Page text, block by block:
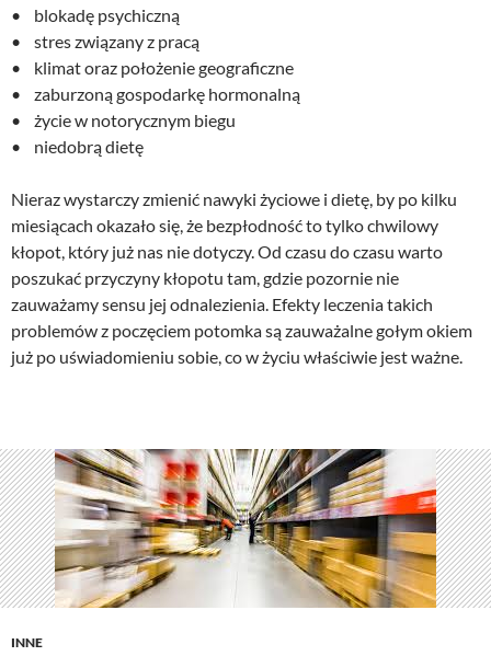
• blokadę psychiczną
• stres związany z pracą
• klimat oraz położenie geograficzne
• zaburzoną gospodarkę hormonalną
• życie w notorycznym biegu
• niedobrą dietę
Nieraz wystarczy zmienić nawyki życiowe i dietę, by po kilku
miesiącach okazało się, że bezpłodność to tylko chwilowy
kłopot, który już nas nie dotyczy. Od czasu do czasu warto
poszukać przyczyny kłopotu tam, gdzie pozornie nie
zauważamy sensu jej odnalezienia. Efekty leczenia takich
problemów z poczęciem potomka są zauważalne gołym okiem
już po uświadomieniu sobie, co w życiu właściwie jest ważne.
INNE